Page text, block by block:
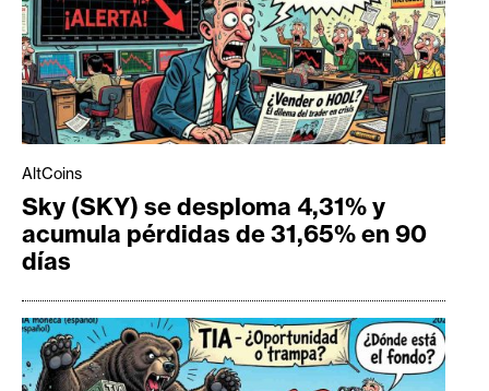
AltCoins
Sky (SKY) se desploma 4,31% y
acumula pérdidas de 31,65% en 90
días